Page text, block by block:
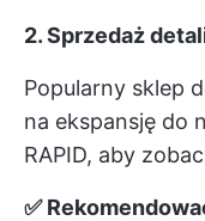
2. Sprzedaż
Popularny sklep
na ekspansję do
RAPID, aby
✅